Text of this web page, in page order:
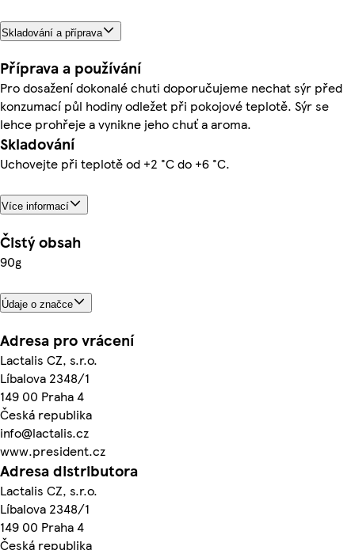
Skladování a příprava
Příprava a používání
Pro dosažení dokonalé chuti doporučujeme nechat sýr před
konzumací půl hodiny odležet při pokojové teplotě. Sýr se
lehce prohřeje a vynikne jeho chuť a aroma.
Skladování
Uchovejte při teplotě od +2 °C do +6 °C.
Více informací
Čistý obsah
90g
Údaje o značce
Adresa pro vrácení
Lactalis CZ, s.r.o.
Líbalova 2348/1
149 00 Praha 4
Česká republika
info@lactalis.cz
www.president.cz
Adresa distributora
Lactalis CZ, s.r.o.
Líbalova 2348/1
149 00 Praha 4
Česká republika